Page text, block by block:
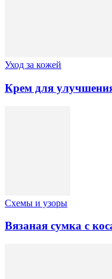
Уход за кожей
Крем для
Схемы и узоры
Вязаная сумка с